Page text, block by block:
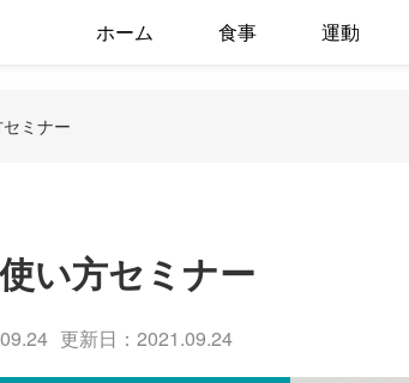
ホーム 食事 運動
ミナー
い方セミナー
更新日：2021.09.24